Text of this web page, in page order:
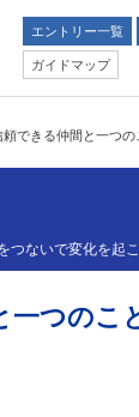
エントリー一覧
ガイドマップ
頼できる仲間と一つ
つないで変化を起
一つのこ